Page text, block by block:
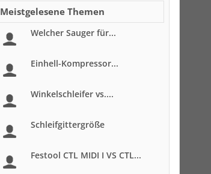
Meistgelesene Themen
Welcher Sauger für...
Einhell-Kompressor...
Winkelschleifer vs....
Schleifgittergröße
Festool CTL MIDI I VS CTL...